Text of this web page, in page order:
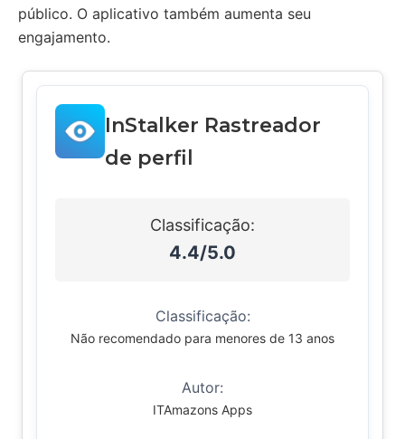
público. O aplicativo também aumenta seu
engajamento.
InStalker Rastreador
de perfil
Classificação:
4.4/5.0
Classificação:
Não recomendado para menores de 13 anos
Autor:
ITAmazons Apps